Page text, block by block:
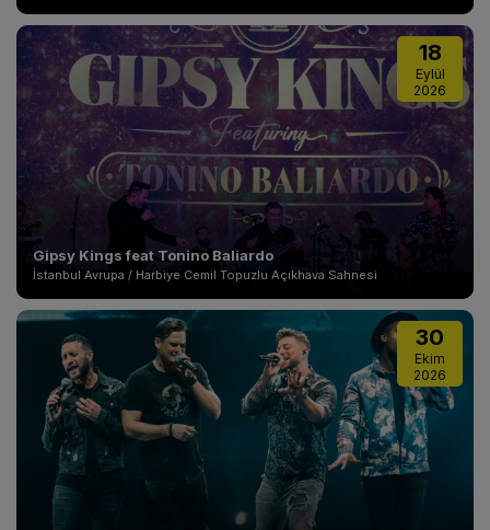
Gipsy Kings feat Tonino Baliardo
İstanbul Avrupa / Harbiye Cemil Topuzlu Açıkhava Sahnesi
18
Eylül
2026
30
Ekim
2026